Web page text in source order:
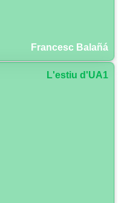
Francesc Balañá
L'estiu d'UA1